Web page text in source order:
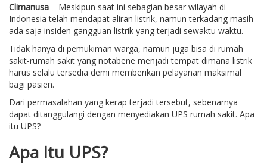
Climanusa – Meskipun saat ini sebagian besar wilayah di
Indonesia telah mendapat aliran listrik, namun terkadang masih
ada saja insiden gangguan listrik yang terjadi sewaktu waktu.
Tidak hanya di pemukiman warga, namun juga bisa di rumah
sakit-rumah sakit yang notabene menjadi tempat dimana listrik
harus selalu tersedia demi memberikan pelayanan maksimal
bagi pasien.
Dari permasalahan yang kerap terjadi tersebut, sebenarnya
dapat ditanggulangi dengan menyediakan UPS rumah sakit. Apa
itu UPS?
Apa Itu UPS?